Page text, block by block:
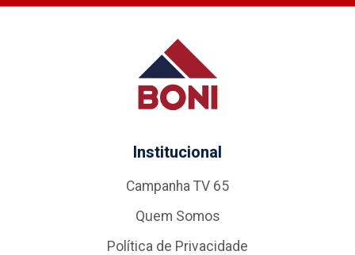
Institucional
Campanha TV 65
Quem Somos
Política de Privacidade